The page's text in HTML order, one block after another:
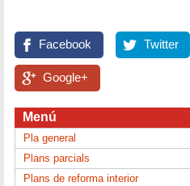
Facebook Twitter
Google+
Menú
Pla general
Plans parcials
Plans de reforma interior